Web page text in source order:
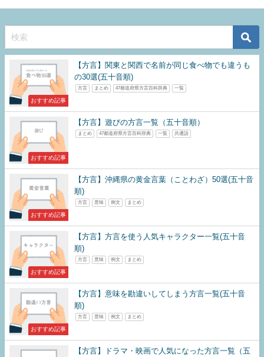
おすすめ記事
【方言】関東と関西で名前が同じ食べ物でも違うも
の30選(五十音順)
方言 まとめ 47都道府県方言百科辞典 一覧
おすすめ記事
【方言】遊びの方言一覧（五十音順）
まとめ 47都道府県方言百科辞典 一覧 共通語
おすすめ記事
【方言】沖縄県の黄金言葉（ことわざ）50選(五十音
順)
方言 意味 例文 まとめ
おすすめ記事
【方言】方言を使う人気キャラクター一覧(五十音
順)
方言 意味 例文 まとめ
おすすめ記事
【方言】意味を勘違いしてしまう方言一覧(五十音
順)
方言 意味 例文 まとめ
【方言】ドラマ・映画で人気になった方言一覧（五